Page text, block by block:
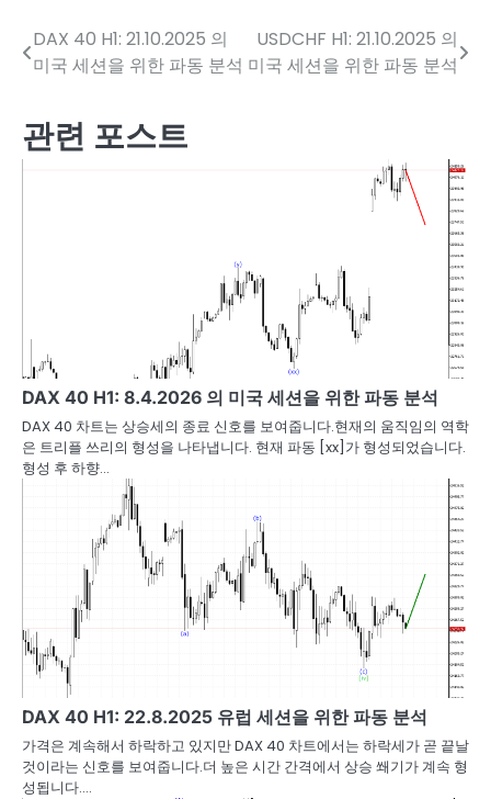
글
탐
색
DAX 40 H1: 21.10.2025 의
미국 세션을 위한 파동 분석
USDCHF H1: 21.10.2025 의
미국 세션을 위한 파동 분석
관련 포스트
DAX 40 H1: 8.4.2026 의 미국 세션을 위한 파동 분석
DAX 40 차트는 상승세의 종료 신호를 보여줍니다.현재의 움직임의 역학
은 트리플 쓰리의 형성을 나타냅니다. 현재 파동 [xx]가 형성되었습니다.
형성 후 하향…
DAX 40 H1: 22.8.2025 유럽 세션을 위한 파동 분석
가격은 계속해서 하락하고 있지만 DAX 40 차트에서는 하락세가 곧 끝날
것이라는 신호를 보여줍니다.더 높은 시간 간격에서 상승 쐐기가 계속 형
성됩니다.…